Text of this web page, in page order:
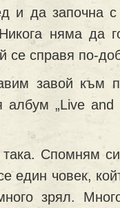
и да започна с
няма да
се справя по-
завой към
албум „Live
така. Спомням
един човек,
зрял.